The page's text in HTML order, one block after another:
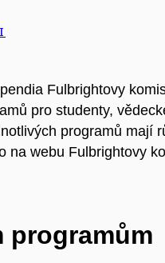
Fulbrightovy
pro studenty,
programů mají
na webu Fulbrightovy
programům